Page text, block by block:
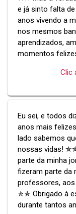
e já sinto falta
anos vivendo a
nos mesmos
aprendizados,
momentos
Clic
Eu sei, e todos
anos mais
lado sabemos
nossas vidas!
parte da minha
fizeram parte da
professores,
✯✯ Obrigado à
durante tantos